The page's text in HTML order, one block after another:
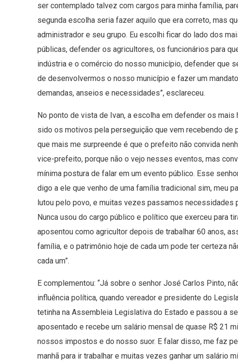
ser contemplado talvez com cargos para minha família,
segunda escolha seria fazer aquilo que era correto, mas
administrador e seu grupo. Eu escolhi ficar do lado dos
públicas, defender os agricultores, os funcionários para
indústria e o comércio do nosso município, defender que
de desenvolvermos o nosso município e fazer um
demandas, anseios e necessidades”, esclareceu.
No ponto de vista de Ivan, a escolha em defender os
sido os motivos pela perseguição que vem recebendo de
que mais me surpreende é que o prefeito não convida
vice-prefeito, porque não o vejo nesses eventos, mas
mínima postura de falar em um evento público. Esse
digo a ele que venho de uma família tradicional sim, meu
lutou pelo povo, e muitas vezes passamos necessidades
Nunca usou do cargo público e político que exerceu para
aposentou como agricultor depois de trabalhar 60 anos,
família, e o patrimônio hoje de cada um pode ter certeza
cada um”.
E complementou: “Já sobre o senhor José Carlos Pinto,
influência política, quando vereador e presidente do
tetinha na Assembleia Legislativa do Estado e passou a
aposentado e recebe um salário mensal de quase R$ 21
nossos impostos e do nosso suor. E falar disso, me faz
manhã para ir trabalhar e muitas vezes ganhar um salário